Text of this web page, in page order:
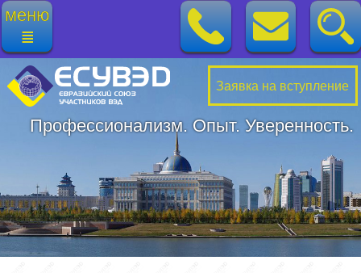
меню
≣
Профессионализм. Опыт. Уверенность.
Заявка на вступление